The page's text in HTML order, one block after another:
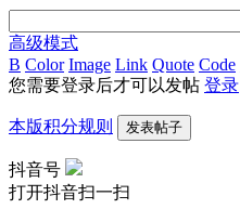
高级模式
B Color Image Link Quote Code
您需要登录后才可以发帖 登录
本版积分规则 发表帖子
抖音号
打开抖音扫一扫